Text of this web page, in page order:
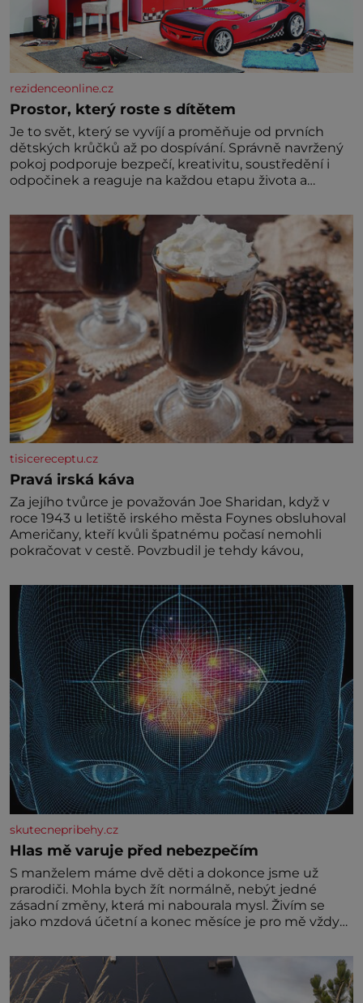
rezidenceonline.cz
Prostor, který roste s dítětem
Je to svět, který se vyvíjí a proměňuje od prvních
dětských krůčků až po dospívání. Správně navržený
pokoj podporuje bezpečí, kreativitu, soustředění i
odpočinek a reaguje na každou etapu života a
jednoduchost, měkkost a bezpečí, proto by pokoj
miminka měl působit především klidně a útulně.
Předškolní věk je
tisicereceptu.cz
Pravá irská káva
Za jejího tvůrce je považován Joe Sharidan, když v
roce 1943 u letiště irského města Foynes obsluhoval
Američany, kteří kvůli špatnému počasí nemohli
pokračovat v cestě. Povzbudil je tehdy kávou,
skutecnepribehy.cz
Hlas mě varuje před nebezpečím
S manželem máme dvě děti a dokonce jsme už
prarodiči. Mohla bych žít normálně, nebýt jedné
zásadní změny, která mi nabourala mysl. Živím se
jako mzdová účetní a konec měsíce je pro mě vždy
máme vnoučata, mi dcera čím dál častěji volá o
pomoc, co se hlídání týče. Dalo by se